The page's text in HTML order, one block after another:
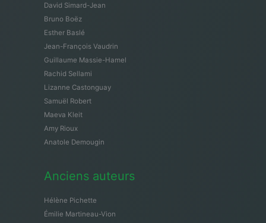
David Simard-Jean
Bruno Boëz
Esther Baslé
Jean-François Vaudrin
Guillaume Massie-Hamel
Rachid Sellami
Lizanne Castonguay
Samuël Robert
Maeva Kleit
Amy Rioux
Anatole Demougin
Anciens auteurs
Hélène Pichette
Émilie Martineau-Vion